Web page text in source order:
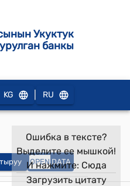
Укуктук
банкы
KG RU
OPEN DATA
Ошибка в тексте?
Выделите ее мышкой!
И нажмите: Сюда
Загрузить цитату